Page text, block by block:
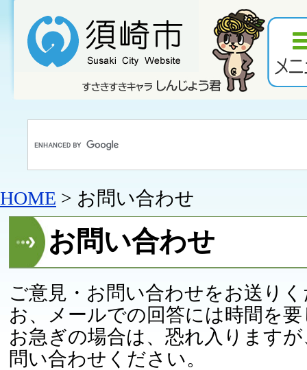
HOME > お問い合わせ
お問い合わせ
ご意見・お問い合わせをお送り
お、メールでの回答には時間を
お急ぎの場合は、恐れ入ります
問い合わせください。